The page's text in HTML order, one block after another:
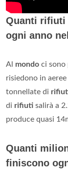
Quanti rifiuti
ogni anno
Al mondo ci sono
risiedono in aeree
tonnellate di
di rifiuti salirà a
produce quasi
Quanti
finiscono